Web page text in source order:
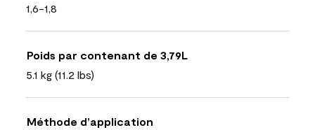
1,6-1,8
Poids par contenant de 3,79L
5.1 kg (11.2 lbs)
Méthode d’application